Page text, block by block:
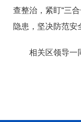
查整治，紧盯“三
隐患，坚决防范安
相关区领导一